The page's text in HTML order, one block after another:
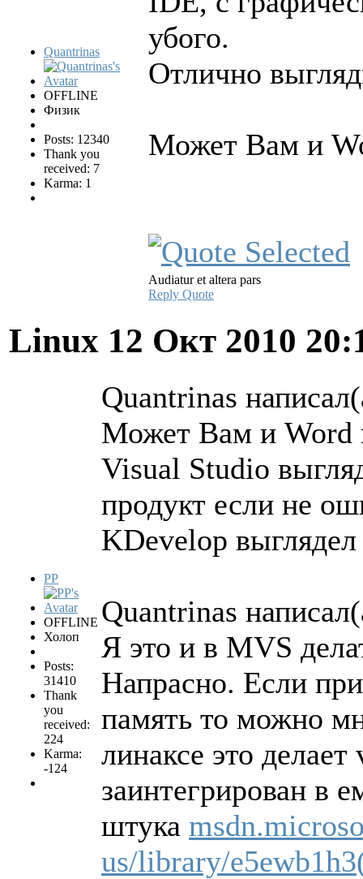
Quantrinas
OFFLINE
Физик
Posts: 12340
Thank you
received: 7
Karma: 1
убого.
Отлично
Может Вам и
Audiatur et altera pars
Reply Quote
Linux 12 Окт 2010
PP
OFFLINE
Холоп
Posts:
31410
Thank
you
received:
224
Karma:
-124
Quantrinas
Может Вам и Word
Visual Studio
продукт если не
KDevelop
Quantrinas
Я это и в MVS
Напрасно. Если
память то можно
линаксе это
заинтегрирован в
штука
us/library/